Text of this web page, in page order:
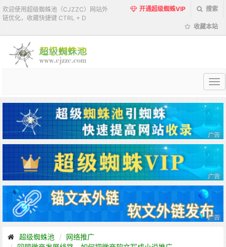
欢迎使用超级蜘蛛池（CJZZC）网站外
链优化，收藏快捷键 CTRL + D
开通超级蜘蛛VIP 搜索
收藏本站
超
蜘
蛛
池
超级蜘蛛池
网络推广